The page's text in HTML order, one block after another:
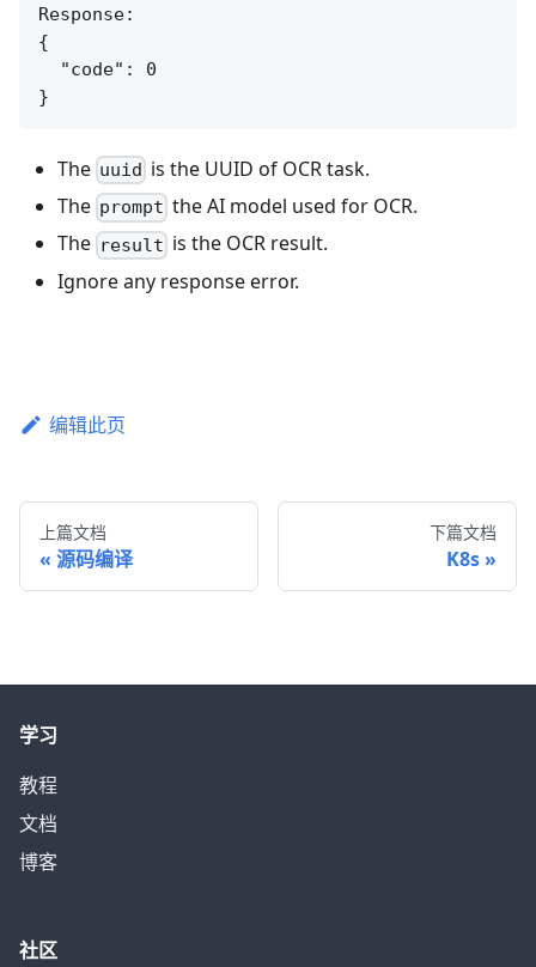
Response:
{
  "code": 0
The uuid is the UUID of OCR task.
The prompt the AI model used for OCR.
The result is the OCR result.
Ignore any response error.
编辑此页
上篇文档
源码编译
下篇文档
K8s
学习
教程
文档
博客
社区